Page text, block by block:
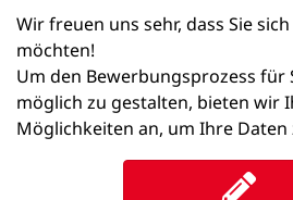
Wir freuen uns sehr, dass Sie
möchten!
Um den Bewerbungsprozess für
möglich zu gestalten, bieten wir
Möglichkeiten an, um Ihre